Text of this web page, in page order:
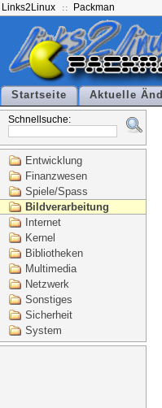
Links2Linux Packman
Startseite Aktuelle
Schnellsuche:
Entwicklung
Finanzwesen
Spiele/Spass
Bildverarbeitung
Internet
Kernel
Bibliotheken
Multimedia
Netzwerk
Sonstiges
Sicherheit
System